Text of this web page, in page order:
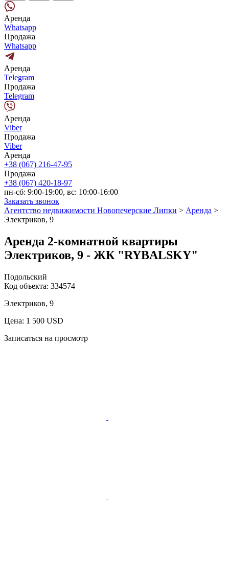
Аренда
Whatsapp
Продажа
Whatsapp
Аренда
Telegram
Продажа
Telegram
Аренда
Viber
Продажа
Viber
Аренда
+38 (067) 216-47-95
Продажа
+38 (067) 420-18-97
пн-сб: 9:00-19:00, вс: 10:00-16:00
Заказать звонок
Агентство недвижимости Новопечерские Липки > Аренда >
Электриков, 9
Аренда 2-комнатной квартиры
Электриков, 9 - ЖК "RYBALSKY"
Подольский
Код объекта: 334574
Электриков, 9
Цена: 1 500 USD
Записаться на просмотр